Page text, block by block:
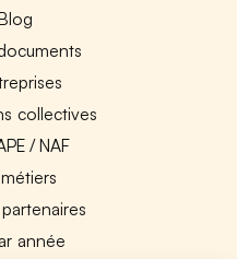
collectives
/ NAF
année